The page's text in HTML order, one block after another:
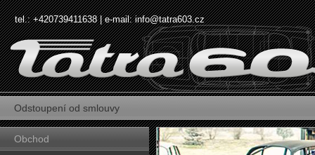
tel.: +420739411638 | e-mail:info@tatra603.cz
Odstoupení od smlouvy
Obchod